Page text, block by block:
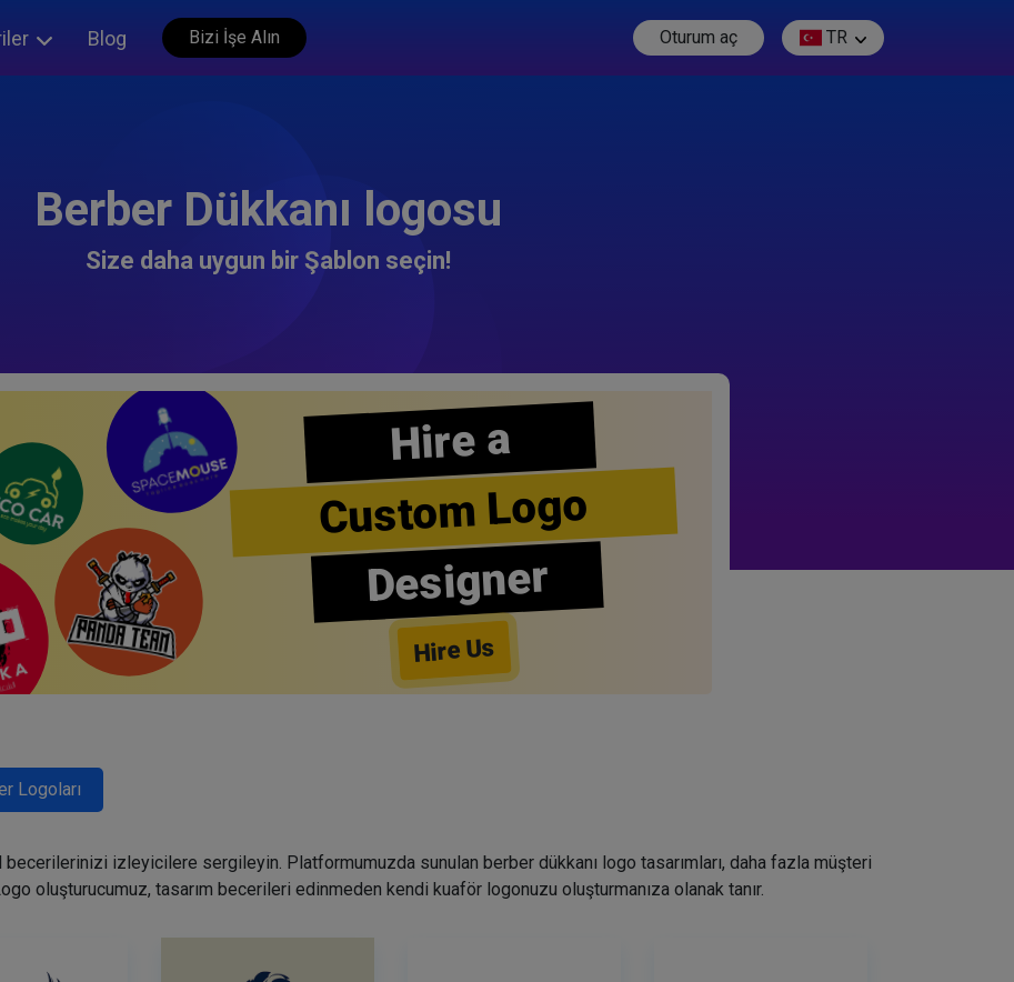
Blog Bizi İşe Alın Oturum aç TR
Berber Dükkanı logosu
Size daha uygun bir Şablon seçin!
Hire a
Custom Logo
Designer
Hire Us
Logoları
izleyicilere sergileyin. Platformumuzda sunulan berber dükkanı logo tasarımları, daha fazla müşteri
oluşturucumuz, tasarım becerileri edinmeden kendi kuaför logonuzu oluşturmanıza olanak tanır.